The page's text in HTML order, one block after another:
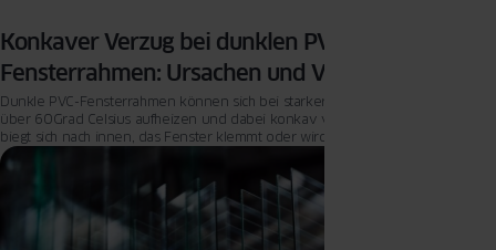
Konkaver Verzug bei dunklen PVC-
Fensterrahmen: Ursachen und Vorbeugung
Dunkle PVC-Fensterrahmen können sich bei starker Sonneneinstrahlung auf
über 60 Grad Celsius aufheizen und dabei konkav verziehen – der Rahmen
biegt sich nach innen, das Fenster klemmt oder wird undicht.